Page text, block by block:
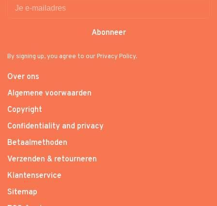
Abonneer
By signing up, you agree to our Privacy Policy.
Over ons
Algemene voorwaarden
Copyright
Confidentiality and privacy
Betaalmethoden
Verzenden & retourneren
Klantenservice
Sitemap